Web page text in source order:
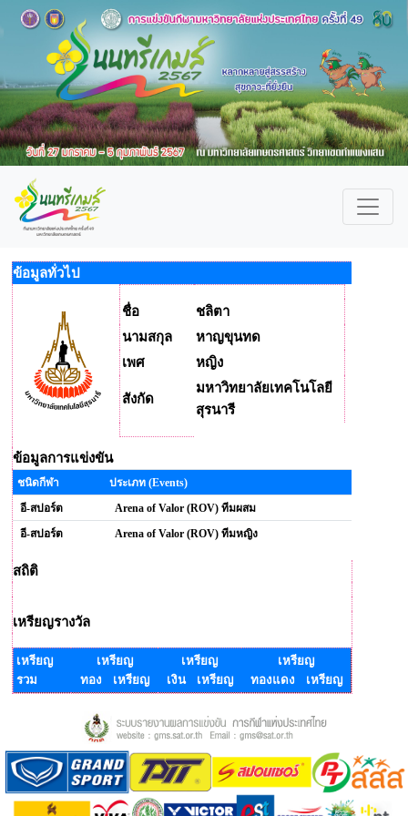
ข้อมูลทั่วไป
ชื่อ
ชลิตา
นามสกุล
หาญขุนทด
เพศ
หญิง
สังกัด
มหาวิทยาลัยเทคโนโลยี
สุรนารี
ข้อมูลการแข่งขัน
ชนิดกีฬา
ประเภท (Events)
อี-สปอร์ต
Arena of Valor (ROV) ทีมผสม
อี-สปอร์ต
Arena of Valor (ROV) ทีมหญิง
สถิติ
เหรียญรางวัล
เหรียญ
รวม
เหรียญ
ทอง เหรียญ
เหรียญ
เงิน เหรียญ
เหรียญ
ทองแดง เหรียญ